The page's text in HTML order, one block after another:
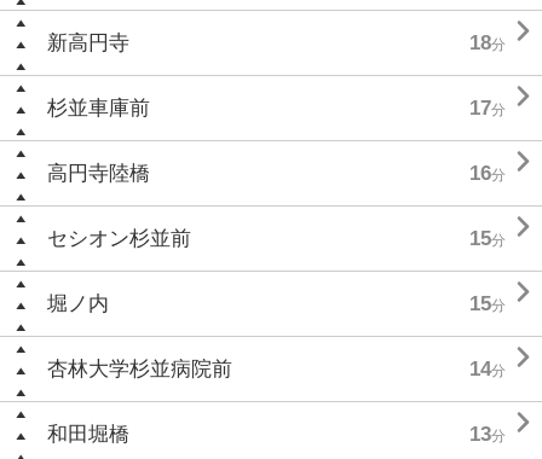
新高円寺 18分 
杉並車庫前 17分 
高円寺陸橋 16分 
セシオン杉並前 15分 
堀ノ内 15分 
杏林大学杉並病院前 14分 
和田堀橋 13分 